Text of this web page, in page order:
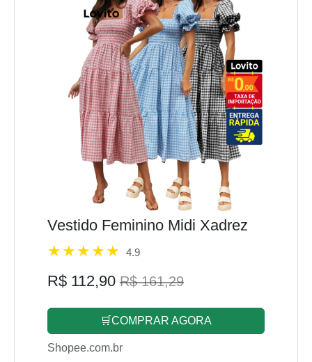
Vestido Feminino Midi Xadrez
4.9
R$ 112,90 R$ 161,29
🛒COMPRAR AGORA
Shopee.com.br